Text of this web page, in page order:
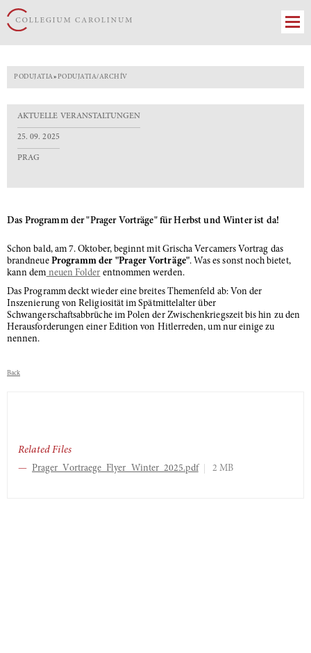
PODUJATIA» PODUJATIA/ARCHÍV
AKTUELLE VERANSTALTUNGEN
25. 09. 2025
PRAG
Das Programm der "Prager Vorträge" für Herbst und Winter ist da!
Schon bald, am 7. Oktober, beginnt mit Grischa Vercamers Vortrag das
brandneue Programm der "Prager Vorträge". Was es sonst noch bietet,
kann dem neuen Folder entnommen werden.
Das Programm deckt wieder eine breites Themenfeld ab: Von der
Inszenierung von Religiosität im Spätmittelalter über
Schwangerschaftsabbrüche im Polen der Zwischenkriegszeit bis hin zu den
Herausforderungen einer Edition von Hitlerreden, um nur einige zu
nennen.
Back
Related Files
Prager_Vortraege_Flyer_Winter_2025.pdf 2 MB